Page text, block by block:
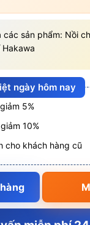
các sản phẩm: Nồi
ngày hôm nay
5%
10%
cho khách hàng cũ